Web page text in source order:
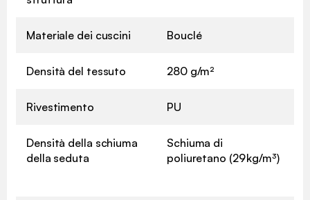
Materiale dei cuscini Bouclé
Densità del tessuto 280 g/m²
Rivestimento PU
Densità della schiuma
della seduta
Schiuma di
poliuretano (29 kg/m³)